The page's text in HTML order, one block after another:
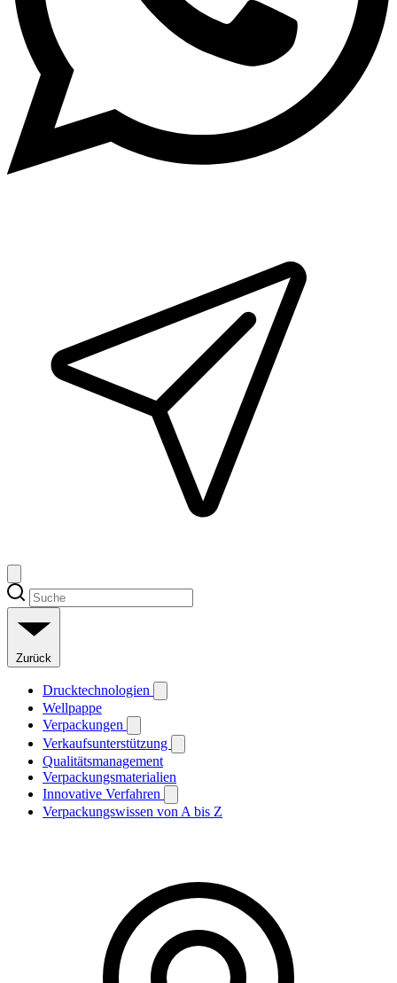
Zurück
Drucktechnologien
Wellpappe
Verpackungen
Verkaufsunterstützung
Qualitätsmanagement
Verpackungsmaterialien
Innovative Verfahren
Verpackungswissen von A bis Z